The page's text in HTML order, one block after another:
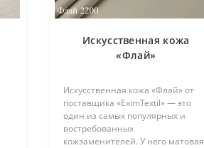
Искусственная кожа
«Флай»
Искусственная кожа «Флай» от
поставщика «EximTextil» — это
один из самых популярных и
востребованных
кожзаменителей. У него матовая